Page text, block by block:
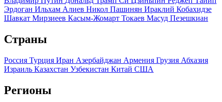
Эрдоган Ильхам Алиев Никол Пашинян Ираклий Кобахидзе
Шавкат Мирзиеев Касым-Жомарт Токаев Масуд Пезешкиан
Страны
Россия Турция Иран Азербайджан Армения Грузия Абхазия
Израиль Казахстан Узбекистан Китай США
Регионы